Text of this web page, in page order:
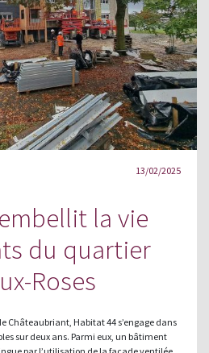
13/02/2025
la vie
du quartier
Roses
Châteaubriant, Habitat 44 s’engage dans
sur deux ans. Parmi eux, un bâtiment